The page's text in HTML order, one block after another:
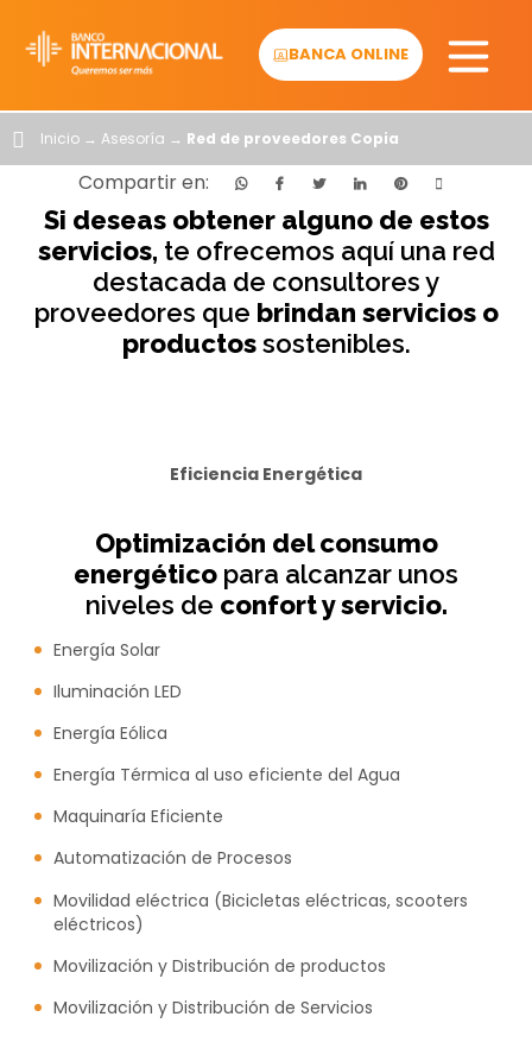
content
BANCA ONLINE
Inicio → Asesoría → Red de proveedores Copia
Compartir en:
Si deseas obtener alguno de estos
servicios, te ofrecemos aquí una red
destacada de consultores y
proveedores que brindan servicios o
productossostenibles.
Eficiencia Energética
Optimización del consumo
energético para alcanzar unos
niveles de confort y servicio.
Energía Solar
Iluminación LED
Energía Eólica
Energía Térmica al uso eficiente del Agua
Maquinaría Eficiente
Automatización de Procesos
Movilidad eléctrica (Bicicletas eléctricas, scooters
eléctricos)
Movilización y Distribución de productos
Movilización y Distribución de Servicios